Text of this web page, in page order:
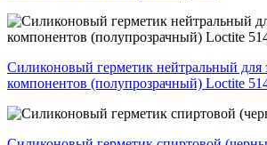
Силиконовый герметик нейтральный для
компонентов (полупрозрачный) Loctite